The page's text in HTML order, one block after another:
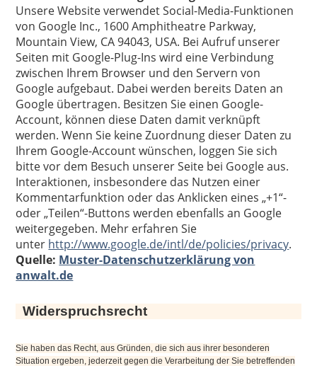
Unsere Website verwendet Social-Media-Funktionen
von Google Inc., 1600 Amphitheatre Parkway,
Mountain View, CA 94043, USA. Bei Aufruf unserer
Seiten mit Google-Plug-Ins wird eine Verbindung
zwischen Ihrem Browser und den Servern von
Google aufgebaut. Dabei werden bereits Daten an
Google übertragen. Besitzen Sie einen Google-
Account, können diese Daten damit verknüpft
werden. Wenn Sie keine Zuordnung dieser Daten zu
Ihrem Google-Account wünschen, loggen Sie sich
bitte vor dem Besuch unserer Seite bei Google aus.
Interaktionen, insbesondere das Nutzen einer
Kommentarfunktion oder das Anklicken eines „+1“-
oder „Teilen“-Buttons werden ebenfalls an Google
weitergegeben. Mehr erfahren Sie
unter http://www.google.de/intl/de/policies/privacy.
Quelle: Muster-Datenschutzerklärung von
anwalt.de
Widerspruchsrecht
Sie haben das Recht, aus Gründen, die sich aus ihrer besonderen
Situation ergeben, jederzeit gegen die Verarbeitung der Sie betreffenden